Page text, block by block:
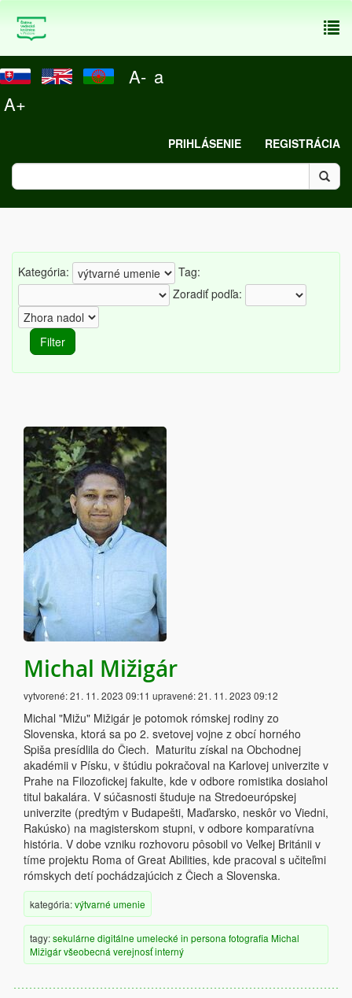
A- a
A+
PRIHLÁSENIE REGISTRÁCIA
Kategória:
Tag:
Zoradiť podľa:
Michal Mižigár
vytvorené:21. 11. 2023 09:11 upravené:21. 11. 2023 09:12
Michal "Mižu" Mižigár je potomok rómskej rodiny zo
Slovenska, ktorá sa po 2. svetovej vojne z obcí horného
Spiša presídlila do Čiech. Maturitu získal na Obchodnej
akadémii v Písku, v štúdiu pokračoval na Karlovej univerzite v
Prahe na Filozofickej fakulte, kde v odbore romistika dosiahol
titul bakalára. V súčasnosti študuje na Stredoeurópskej
univerzite (predtým v Budapešti, Maďarsko, neskôr vo Viedni,
Rakúsko) na magisterskom stupni, v odbore komparatívna
história. V dobe vzniku rozhovoru pôsobil vo Veľkej Británii v
tíme projektu Roma of Great Abilities, kde pracoval s učiteľmi
rómskych detí pochádzajúcich z Čiech a Slovenska.
kategória:výtvarné umenie
tagy:sekulárne digitálne umelecké in persona fotografia Michal
Mižigárvšeobecná verejnosťinterný